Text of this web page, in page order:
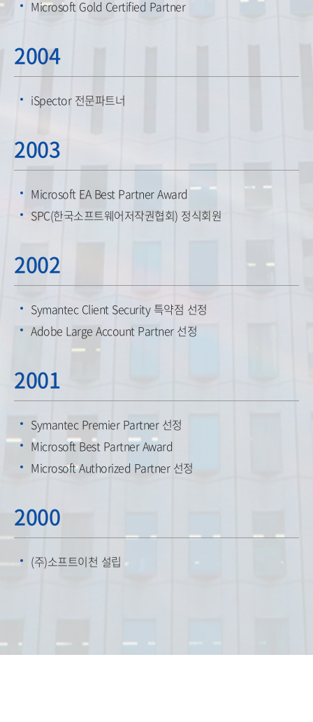
Microsoft Gold Certified Partner
2004
iSpector 전문파트너
2003
Microsoft EA Best Partner Award
SPC(한국소프트웨어저작권협회) 정식회원
2002
Symantec Client Security 특약점 선정
Adobe Large Account Partner 선정
2001
Symantec Premier Partner 선정
Microsoft Best Partner Award
Microsoft Authorized Partner 선정
2000
(주)소프트이천 설립